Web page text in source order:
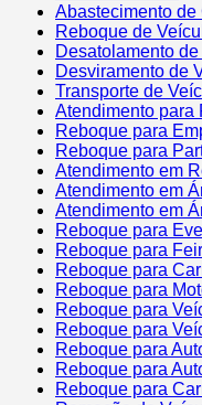
Abastecimento de
Reboque de
Desatolamento
Desviramento de
Transporte de
Atendimento para
Reboque para
Reboque para
Atendimento em
Atendimento em
Atendimento em
Reboque para
Reboque para
Reboque para
Reboque para
Reboque para
Reboque para
Reboque para
Reboque para
Reboque para